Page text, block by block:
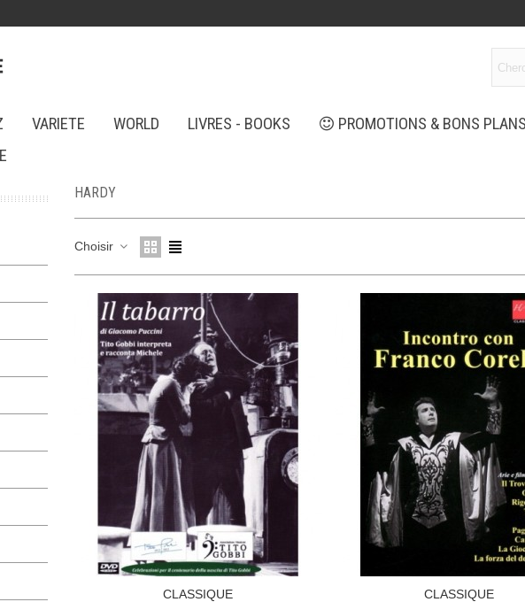
VARIETE WORLD LIVRES - BOOKS PROMOTIONS & BONS PLANS
HARDY
Choisir
Ajouter Au Panier
CLASSIQUE
Ajouter Au Panier
CLASSIQUE